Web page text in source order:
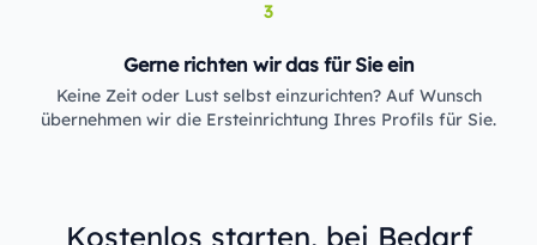
3
Gerne richten wir das für Sie ein
Keine Zeit oder Lust selbst einzurichten? Auf Wunsch
übernehmen wir die Ersteinrichtung Ihres Profils für Sie.
Kostenlos starten, bei Bedarf